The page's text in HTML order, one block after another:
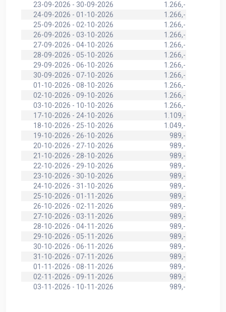
23-09-2026 - 30-09-2026
1.266,-
24-09-2026 - 01-10-2026
1.266,-
25-09-2026 - 02-10-2026
1.266,-
26-09-2026 - 03-10-2026
1.266,-
27-09-2026 - 04-10-2026
1.266,-
28-09-2026 - 05-10-2026
1.266,-
29-09-2026 - 06-10-2026
1.266,-
30-09-2026 - 07-10-2026
1.266,-
01-10-2026 - 08-10-2026
1.266,-
02-10-2026 - 09-10-2026
1.266,-
03-10-2026 - 10-10-2026
1.266,-
17-10-2026 - 24-10-2026
1.109,-
18-10-2026 - 25-10-2026
1.049,-
19-10-2026 - 26-10-2026
989,-
20-10-2026 - 27-10-2026
989,-
21-10-2026 - 28-10-2026
989,-
22-10-2026 - 29-10-2026
989,-
23-10-2026 - 30-10-2026
989,-
24-10-2026 - 31-10-2026
989,-
25-10-2026 - 01-11-2026
989,-
26-10-2026 - 02-11-2026
989,-
27-10-2026 - 03-11-2026
989,-
28-10-2026 - 04-11-2026
989,-
29-10-2026 - 05-11-2026
989,-
30-10-2026 - 06-11-2026
989,-
31-10-2026 - 07-11-2026
989,-
01-11-2026 - 08-11-2026
989,-
02-11-2026 - 09-11-2026
989,-
03-11-2026 - 10-11-2026
989,-